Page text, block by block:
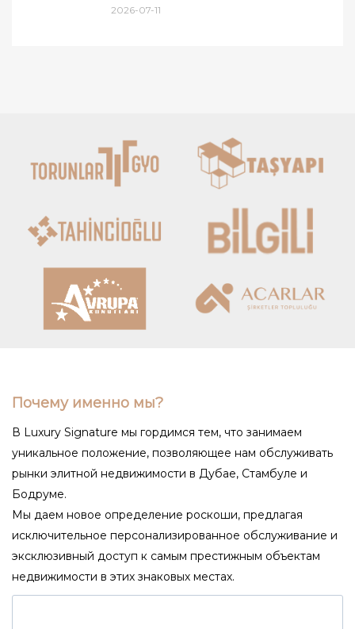
2026-07-11
Почему именно мы?
В Luxury Signature мы гордимся тем, что занимаем
уникальное положение, позволяющее нам обслуживать
рынки элитной недвижимости в Дубае, Стамбуле и
Бодруме.
Мы даем новое определение роскоши, предлагая
исключительное персонализированное обслуживание и
эксклюзивный доступ к самым престижным объектам
недвижимости в этих знаковых местах.